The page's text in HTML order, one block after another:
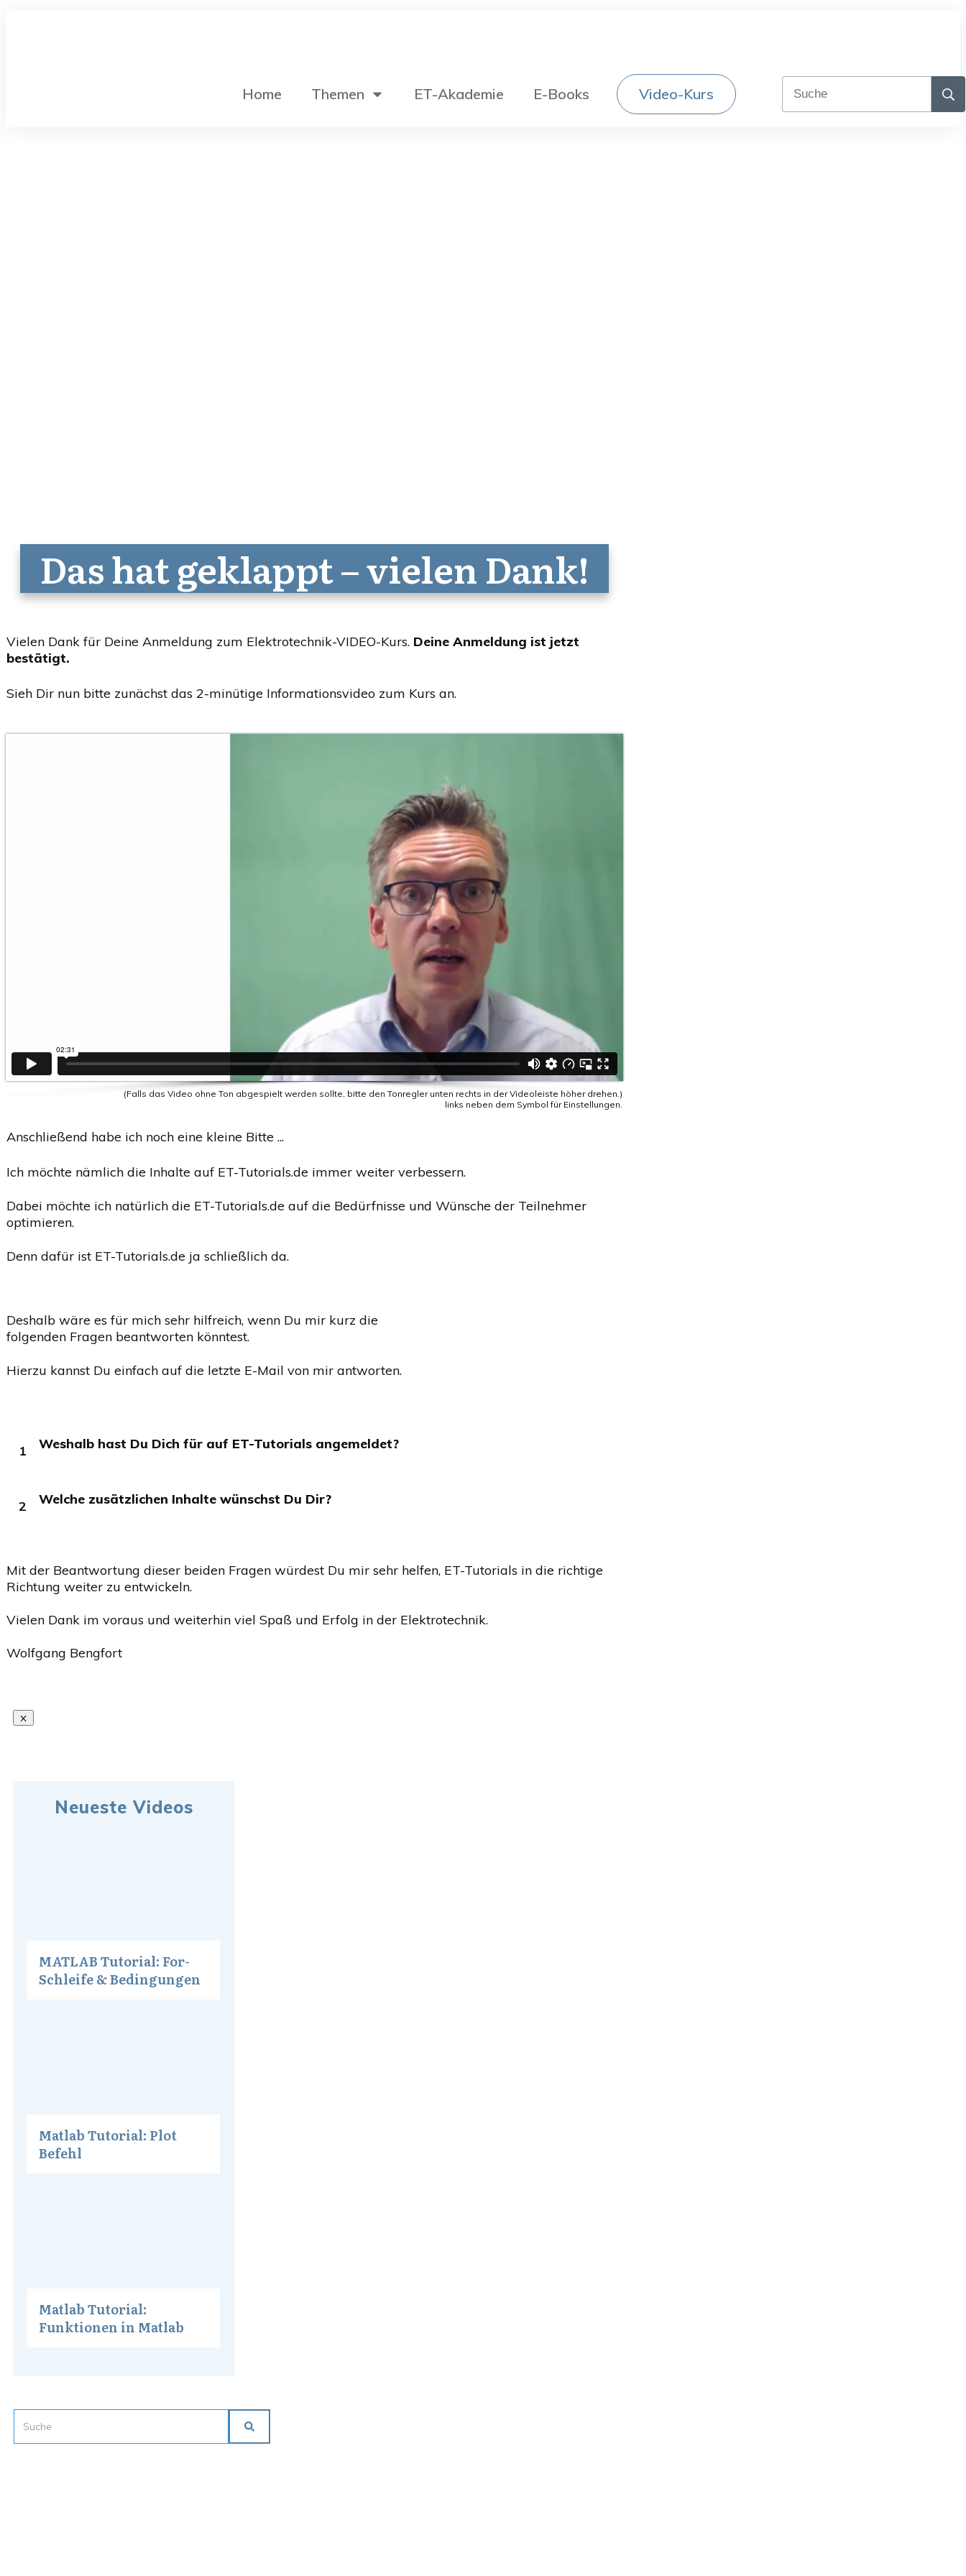
Home Themen ET-Akademie E-Books Video-Kurs
Das hat geklappt – vielen Dank!
Vielen Dank für Deine Anmeldung zum Elektrotechnik-VIDEO-Kurs. Deine Anmeldung ist jetzt
bestätigt.
Sieh Dir nun bitte zunächst das 2-minütige Informationsvideo zum Kurs an.
(Falls das Video ohne Ton abgespielt werden sollte, bitte den Tonregler unten rechts in der Videoleiste höher drehen.)
links neben dem Symbol für Einstellungen.
Anschließend habe ich noch eine kleine Bitte ...
Ich möchte nämlich die Inhalte auf ET-Tutorials.de immer weiter verbessern.
Dabei möchte ich natürlich die ET-Tutorials.de auf die Bedürfnisse und Wünsche der Teilnehmer
optimieren.
Denn dafür ist ET-Tutorials.de ja schließlich da.
Deshalb wäre es für mich sehr hilfreich, wenn Du mir kurz die
folgenden Fragen beantworten könntest.
Hierzu kannst Du einfach auf die letzte E-Mail von mir antworten.
1 Weshalb hast Du Dich für auf ET-Tutorials angemeldet?
2 Welche zusätzlichen Inhalte wünschst Du Dir?
Mit der Beantwortung dieser beiden Fragen würdest Du mir sehr helfen, ET-Tutorials in die richtige
Richtung weiter zu entwickeln.
Vielen Dank im voraus und weiterhin viel Spaß und Erfolg in der Elektrotechnik.
Wolfgang Bengfort
Neueste Videos
MATLAB Tutorial: For-
Schleife & Bedingungen
Matlab Tutorial: Plot
Befehl
Matlab Tutorial:
Funktionen in Matlab